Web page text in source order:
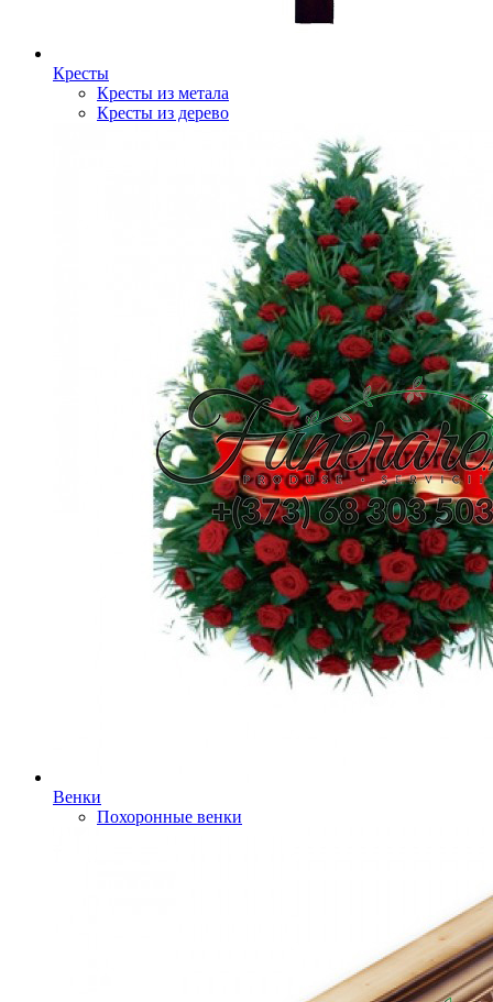
Кресты
Кресты из метала
Кресты из дерево
Венки
Похоронные венки